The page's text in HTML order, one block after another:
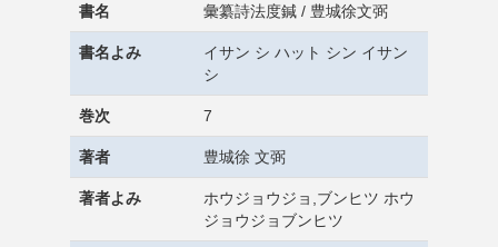
書名 彙纂詩法度鍼 / 豊城徐文弼
書名よみ
イサン シ ハット シン イサン
シ
巻次 7
著者 豊城徐 文弼
著者よみ
ホウジョウジョ,ブンヒツ ホウ
ジョウジョブンヒツ